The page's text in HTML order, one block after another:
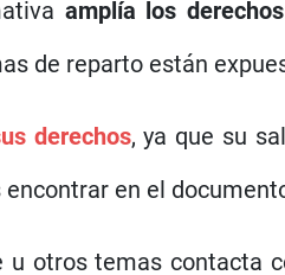
amplía los
de reparto están
derechos, ya que su
en el
otros temas contacta